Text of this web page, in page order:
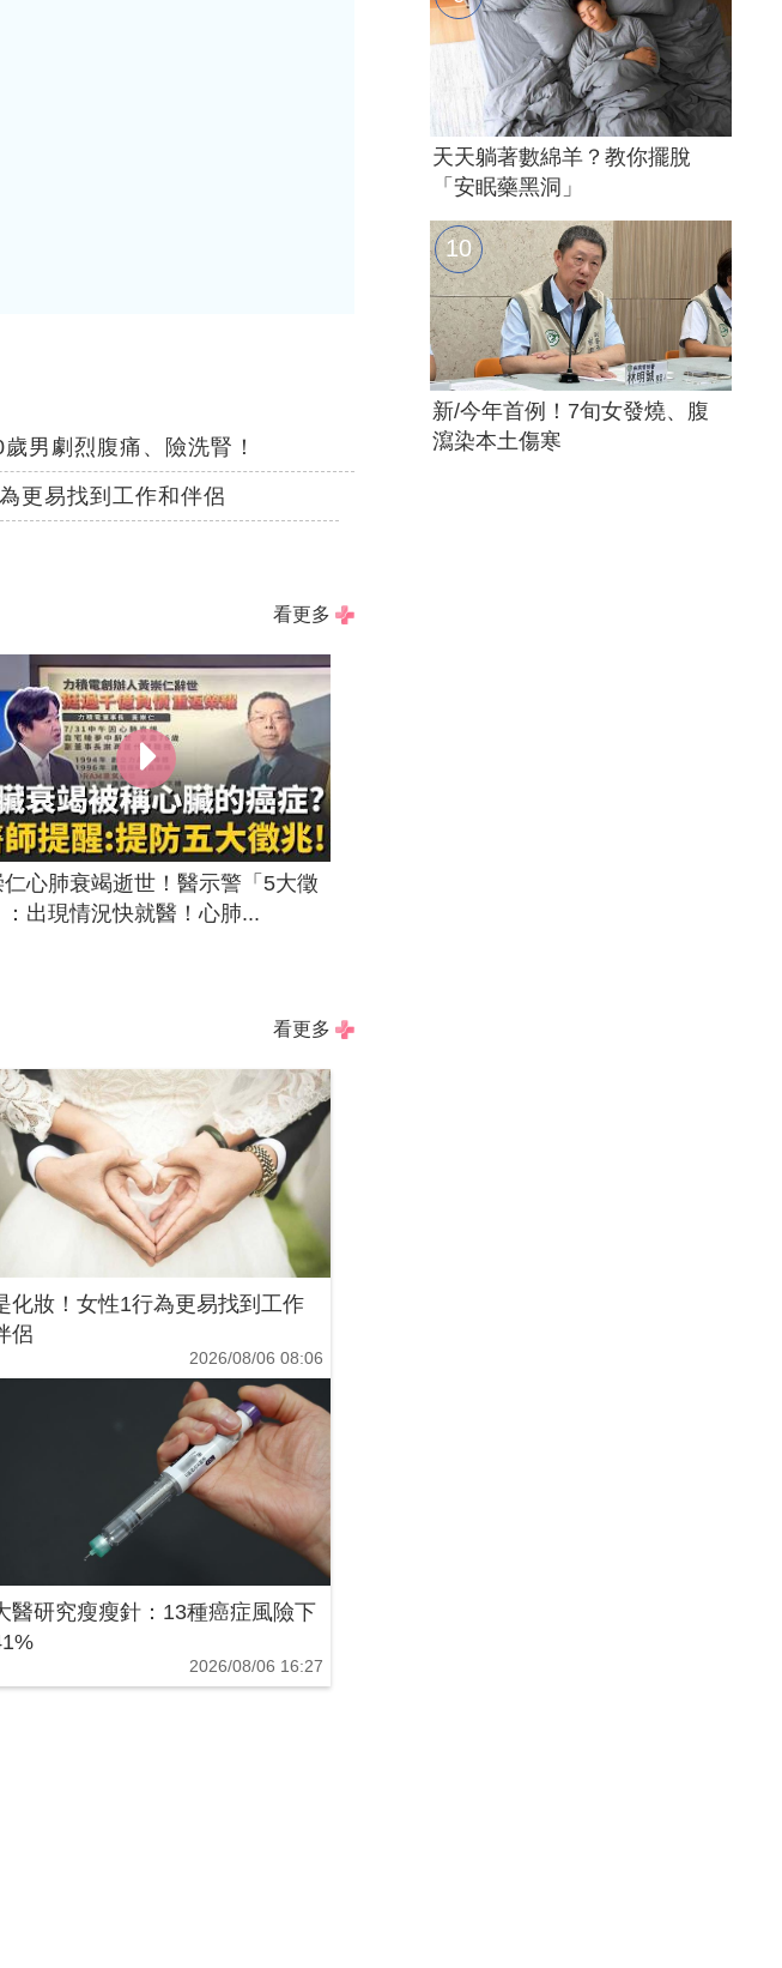
男劇烈腹痛、險洗腎！
更易找到工作和伴侶
看更多
心肺衰竭逝世！醫示警「5大徵
：出現情況快就醫！心肺...
看更多
化妝！女性1行為更易找到工作
侶
2026/08/06 08:06
醫研究瘦瘦針：13種癌症風險下
2026/08/06 16:27
天天躺著數綿羊？教你擺脫
「安眠藥黑洞」
新/今年首例！7旬女發燒、腹
瀉染本土傷寒